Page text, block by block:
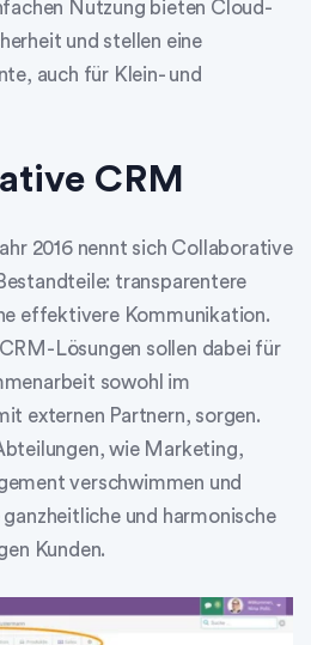
Nutzung bieten Cloud-
und stellen eine
auch für Klein- und
CRM
2016 nennt sich Collaborative
transparentere
effektivere Kommunikation.
Lösungen sollen dabei für
sowohl im
externen Partnern, sorgen.
wie Marketing,
verschwimmen und
und harmonische
Kunden.